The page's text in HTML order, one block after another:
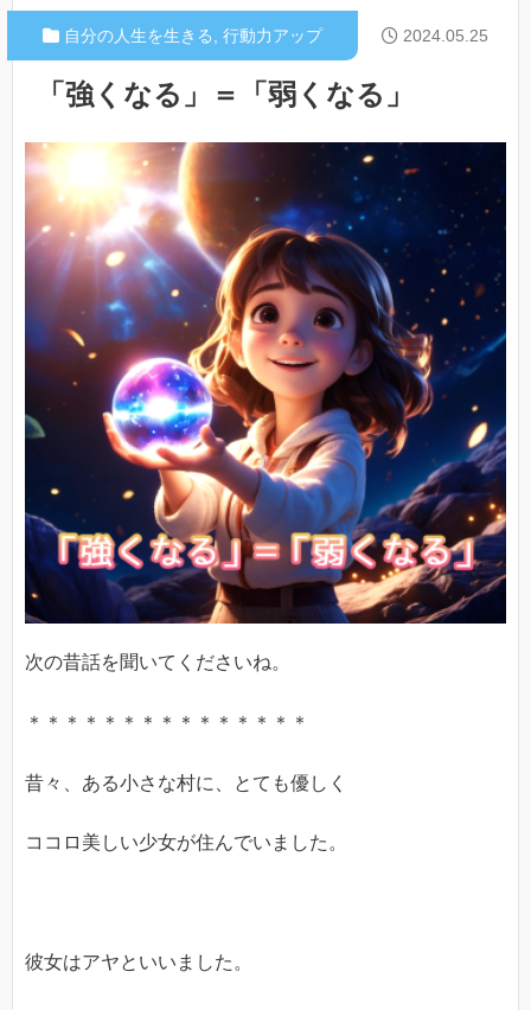
2024.05.25
自分の人生を生きる, 行動力アップ
「強くなる」＝「弱くなる」
次の昔話を聞いてくださいね。
＊＊＊＊＊＊＊＊＊＊＊＊＊＊＊
昔々、ある小さな村に、とても優しく
ココロ美しい少女が住んでいました。
彼女はアヤといいました。